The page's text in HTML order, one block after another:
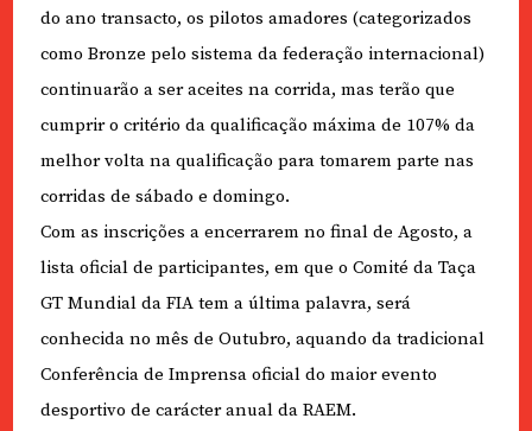
do ano transacto, os pilotos amadores (categorizados
como Bronze pelo sistema da federação internacional)
continuarão a ser aceites na corrida, mas terão que
cumprir o critério da qualificação máxima de 107% da
melhor volta na qualificação para tomarem parte nas
corridas de sábado e domingo.
Com as inscrições a encerrarem no final de Agosto, a
lista oficial de participantes, em que o Comité da Taça
GT Mundial da FIA tem a última palavra, será
conhecida no mês de Outubro, aquando da tradicional
Conferência de Imprensa oficial do maior evento
desportivo de carácter anual da RAEM.